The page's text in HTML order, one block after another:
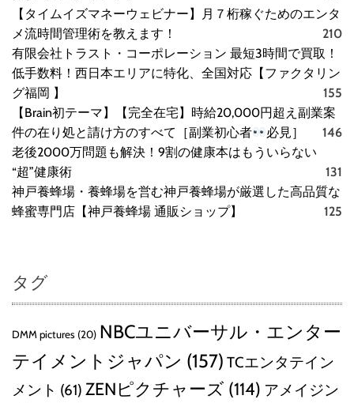
【タイムイズマネーウェビナー】月７桁稼ぐためのエンタ
メ流時間管理術を教えます！
210
有限会社トラスト・コーポレーション 最短3時間で買取！
低手数料！西日本エリアに特化、全国対応【ファクタリン
グ福岡 】
155
【Brain初テーマ】【完全在宅】時給20,000円超え副業案
件の在り処と請け方のすべて［副業初心者
必見］
146
老後2000万問題も解決！9割の健康本はもういらない
“超”健康術
131
神戸養蜂場・養蜂場を営む神戸養蜂場が厳選した高品質な
蜂蜜専門店【神戸養蜂場 通販ショップ】
125
タグ
DMM pictures (20) NBCユニバーサル・エンター
テイメントジャパン (157) TCエンタテイン
メント (61) ZENピクチャーズ (114) アメイジン